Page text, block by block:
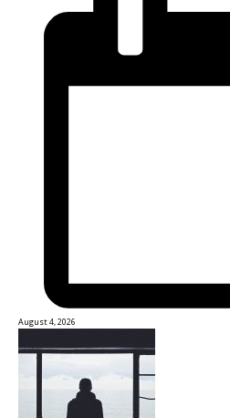
August 4, 2026